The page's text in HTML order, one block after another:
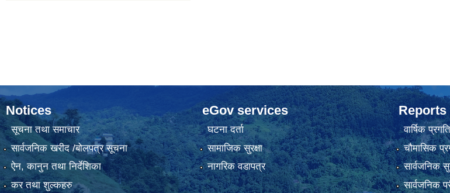
Notices
सूचना तथा समाचार
सार्वजनिक खरीद /बोलपत्र सूचना
ऐन, कानुन तथा निर्देशिका
कर तथा शुल्कहरु
eGov services
घटना दर्ता
सामाजिक सुरक्षा
नागरिक वडापत्र
Reports
वार्षिक
चौमासिक
सार्वजनिक
सार्वजनिक